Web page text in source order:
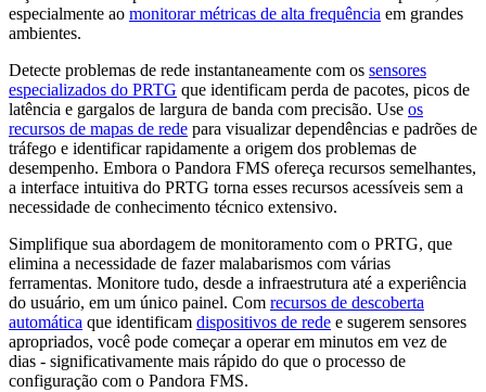
especialmente ao monitorar métricas de alta frequência em grandes
ambientes.
Detecte problemas de rede instantaneamente com os sensores
especializados do PRTG que identificam perda de pacotes, picos de
latência e gargalos de largura de banda com precisão. Use os
recursos de mapas de rede para visualizar dependências e padrões de
tráfego e identificar rapidamente a origem dos problemas de
desempenho. Embora o Pandora FMS ofereça recursos semelhantes,
a interface intuitiva do PRTG torna esses recursos acessíveis sem a
necessidade de conhecimento técnico extensivo.
Simplifique sua abordagem de monitoramento com o PRTG, que
elimina a necessidade de fazer malabarismos com várias
ferramentas. Monitore tudo, desde a infraestrutura até a experiência
do usuário, em um único painel. Com recursos de descoberta
automática que identificam dispositivos de rede e sugerem sensores
apropriados, você pode começar a operar em minutos em vez de
dias - significativamente mais rápido do que o processo de
configuração com o Pandora FMS.